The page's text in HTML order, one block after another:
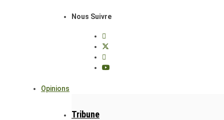
Nous Suivre
Opinions
Tribune